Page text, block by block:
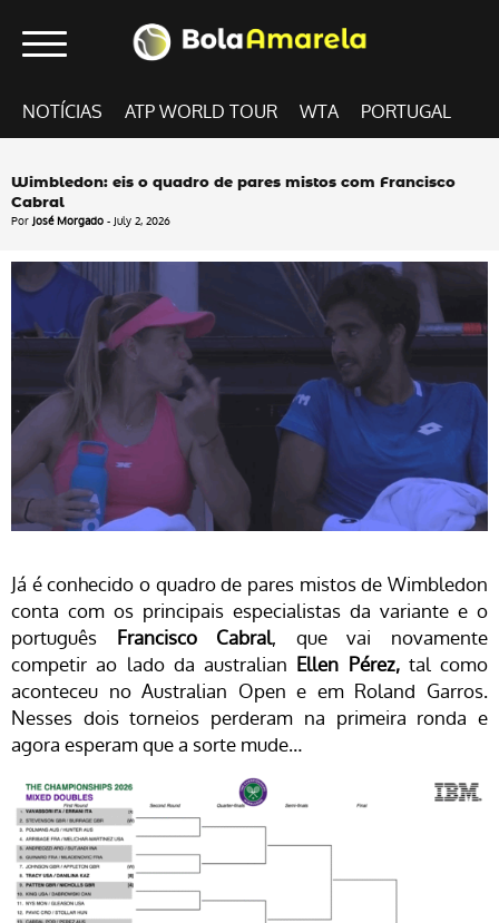
NOTÍCIAS ATP WORLD TOUR WTA PORTUGAL
Wimbledon: eis o quadro de pares mistos com Francisco
Cabral
Por José Morgado - July 2, 2026
Já é conhecido o quadro de pares mistos de Wimbledon
conta com os principais especialistas da variante e o
português Francisco Cabral, que vai novamente
competir ao lado da australian Ellen Pérez,tal como
aconteceu no Australian Open e em Roland Garros.
Nesses dois torneios perderam na primeira ronda e
agora esperam que a sorte mude…